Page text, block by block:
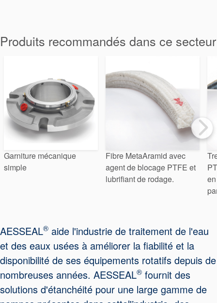
d’étanchéité
Système de
support de
joint
Remise à
neuf des
Produits recommandés dans ce secteur
Garniture mécanique
simple
Fibre MetaAramid avec
agent de blocage PTFE et
lubrifiant de rodage.
AESSEAL® aide l'industrie de traitement de l'eau
et des eaux usées à améliorer la fiabilité et la
disponibilité de ses équipements rotatifs depuis de
nombreuses années. AESSEAL® fournit des
solutions d'étanchéité pour une large gamme de